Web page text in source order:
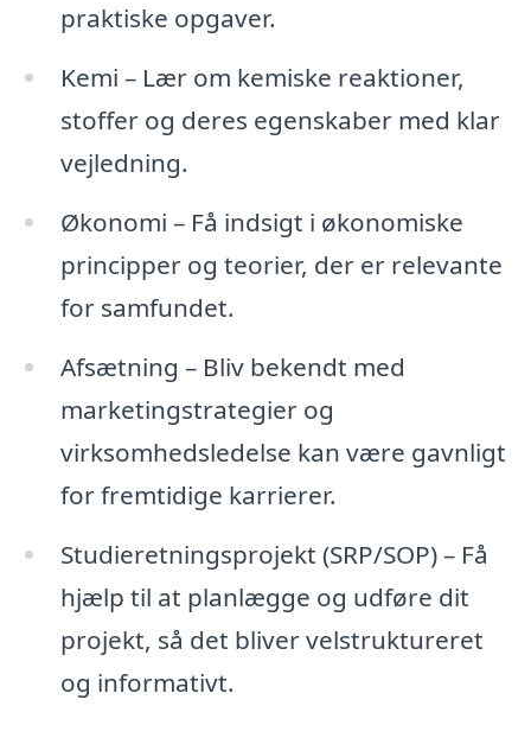
praktiske opgaver.
Kemi – Lær om kemiske reaktioner,
stoffer og deres egenskaber med klar
vejledning.
Økonomi – Få indsigt i økonomiske
principper og teorier, der er relevante
for samfundet.
Afsætning – Bliv bekendt med
marketingstrategier og
virksomhedsledelse kan være gavnligt
for fremtidige karrierer.
Studieretningsprojekt (SRP/SOP) – Få
hjælp til at planlægge og udføre dit
projekt, så det bliver velstruktureret
og informativt.